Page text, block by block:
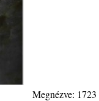
Megnézve: